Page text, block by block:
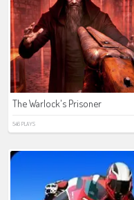
The Warlock's Prisoner
546 PLAYS